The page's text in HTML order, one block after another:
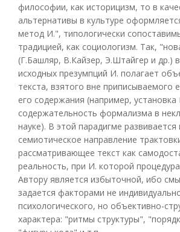
философии, как историцизм, то в
альтернативы в культуре
метод И.", типологически
традицией, как социологизм. Так,
(Г.Башляр, В.Кайзер, Э.Штайгер и др.)
исходных презумпций И. полагает
текста, взятого вне приписываемого
его содержания (например,
содержательность формализма в
науке). В этой парадигме развивается
семиотическое направление
рассматривающее текст как
реальность, при И. которой
Автору является избыточной, ибо
задается факторами не
психологического, но объективно-
характера: "ритмы структуры",